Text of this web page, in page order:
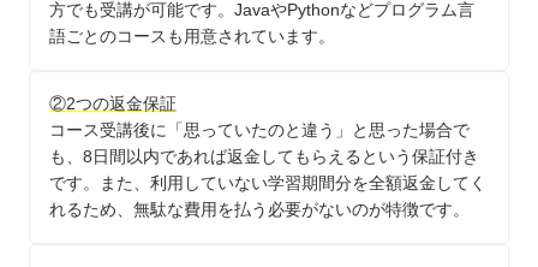
方でも受講が可能です。JavaやPythonなどプログラム言
語ごとのコースも用意されています。
②2つの返金保証
コース受講後に「思っていたのと違う」と思った場合で
も、8日間以内であれば返金してもらえるという保証付き
です。また、利用していない学習期間分を全額返金してく
れるため、無駄な費用を払う必要がないのが特徴です。